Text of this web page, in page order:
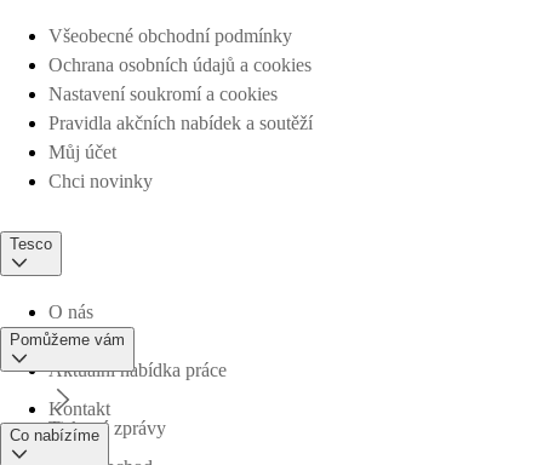
Všeobecné obchodní podmínky
Ochrana osobních údajů a cookies
Nastavení soukromí a cookies
Pravidla akčních nabídek a soutěží
Můj účet
Chci novinky
Tesco
O nás
Aktuální nabídka práce
Tiskové zprávy
Pomůžeme vám
Kontakt
Co nabízíme